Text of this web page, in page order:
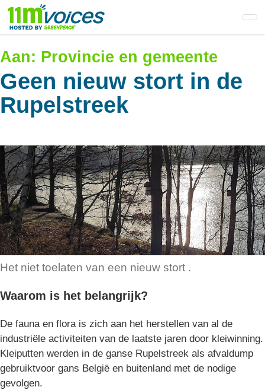
Skip
main
content
Aan: Provincie en gemeente
Geen nieuw stort in de
Rupelstreek
Het niet toelaten van een nieuw stort .
Waarom is het belangrijk?
De fauna en flora is zich aan het herstellen van al de
industriële activiteiten van de laatste jaren door kleiwinning.
Kleiputten werden in de ganse Rupelstreek als afvaldump
gebruiktvoor gans België en buitenland met de nodige
gevolgen.